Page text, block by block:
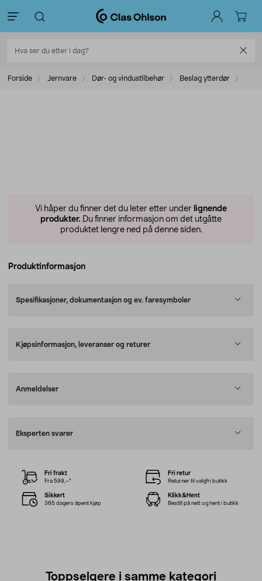
Forside Jernvare Dør- og vindustilbehør Beslag ytterdør
Vi håper du finner det du leter etter under lignende
produkter. Du finner informasjon om det utgåtte
produktet lengre ned på denne siden.
Produktinformasjon
Spesifikasjoner, dokumentasjon og ev. faresymboler
Kjøpsinformasjon, leveranser og returer
Anmeldelser
Eksperten svarer
Fri frakt
Fra 599,–*
Fri retur
Returner til valgfri butikk
Sikkert
365 dagers åpent kjøp
Klikk&Hent
Bestill på nett og hent i butikk
Toppselgere i samme kategori